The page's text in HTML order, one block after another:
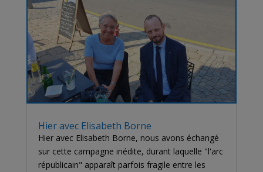
Hier avec Elisabeth Borne
Hier avec Elisabeth Borne, nous avons échangé
sur cette campagne inédite, durant laquelle "l'arc
républicain" apparaît parfois fragile entre les